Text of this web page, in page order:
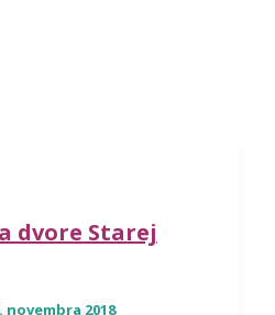
dvore Starej
novembra 2018